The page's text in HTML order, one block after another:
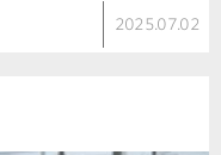
2025.07.02